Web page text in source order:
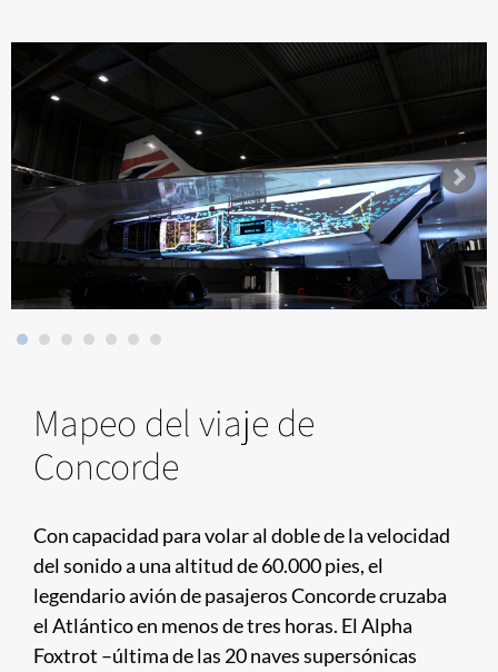
Mapeo del viaje de
Concorde
Con capacidad para volar al doble de la velocidad
del sonido a una altitud de 60.000 pies, el
legendario avión de pasajeros Concorde cruzaba
el Atlántico en menos de tres horas. El Alpha
Foxtrot –última de las 20 naves supersónicas